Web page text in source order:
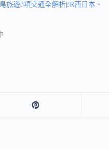
旅遊3項交通全解析|JR西日本、